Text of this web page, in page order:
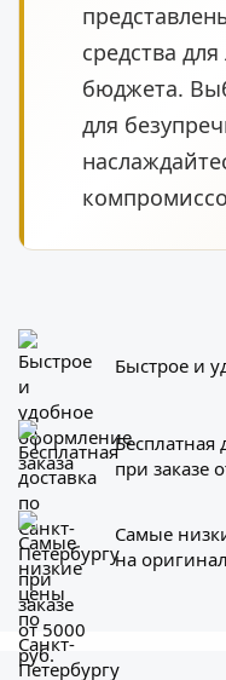
средства
бюджета.
для
Быстрое и
Бесплатная
при заказе
Самые
на